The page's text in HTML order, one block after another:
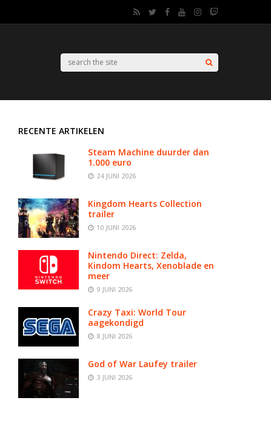
RECENTE ARTIKELEN
Steam Machine duurder dan
1.000 euro
24 JUNI 2026
Kingdom Hearts Collection
trailer
10 JUNI 2026
Nintendo Direct: Zelda,
Kindom Hearts, Xenoblade en
meer
9 JUNI 2026
Crazy Taxi: World Tour
aagekondigd
8 JUNI 2026
God of War Laufey trailer
3 JUNI 2026